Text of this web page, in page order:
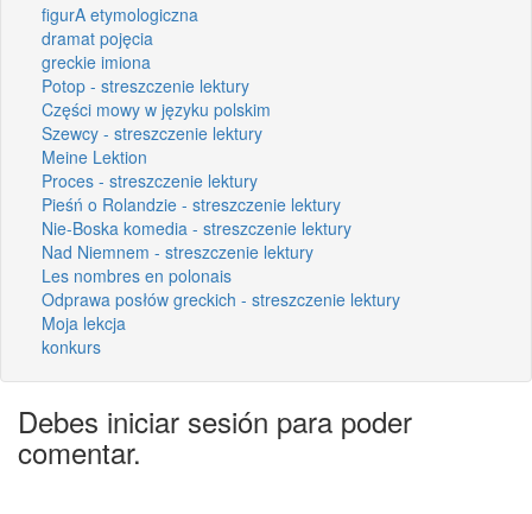
figurA etymologiczna
dramat pojęcia
greckie imiona
Potop - streszczenie lektury
Części mowy w języku polskim
Szewcy - streszczenie lektury
Meine Lektion
Proces - streszczenie lektury
Pieśń o Rolandzie - streszczenie lektury
Nie-Boska komedia - streszczenie lektury
Nad Niemnem - streszczenie lektury
Les nombres en polonais
Odprawa posłów greckich - streszczenie lektury
Moja lekcja
konkurs
Debes iniciar sesión para poder
comentar.